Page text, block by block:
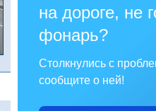
на дороге, не
фонарь?
Столкнулись с
сообщите о ней!